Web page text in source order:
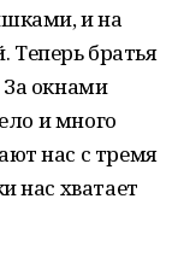
и на
братья
окнами
и много
нас с тремя
нас хватает